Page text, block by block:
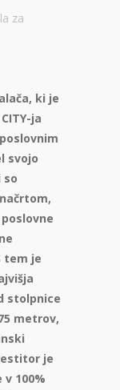
za
ki je
ja
svojo
so
tem je
stolpnice
metrov,
je
100%